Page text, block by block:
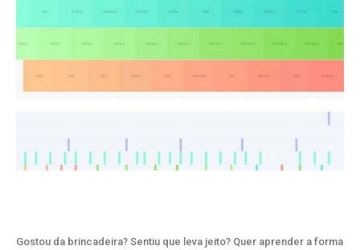
Gostou da brincadeira? Sentiu que leva jeito? Quer aprender a forma